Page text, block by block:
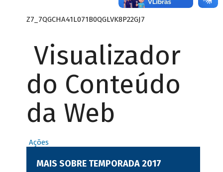
Z7_7QGCHA41L071B0QGLVK8P22GJ7
Visualizador
do Conteúdo
da Web
Ações
MAIS SOBRE TEMPORADA 2017